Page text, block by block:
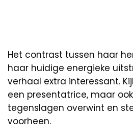
Het contrast tussen haar
haar huidige energieke
verhaal extra interessant.
een presentatrice, maar
tegenslagen overwint en
voorheen.